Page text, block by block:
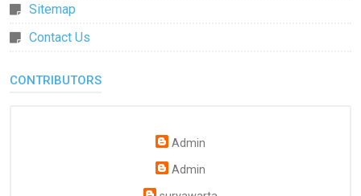
Sitemap
Contact Us
CONTRIBUTORS
Admin
Admin